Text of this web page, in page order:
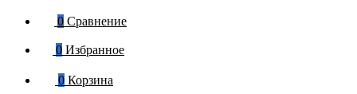
0 Сравнение
0 Избранное
0 Корзина